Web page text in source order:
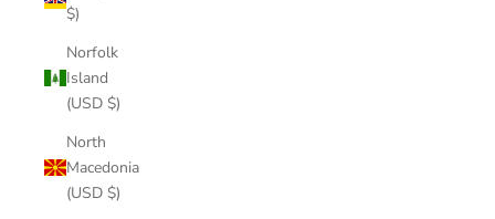
$)
Norfolk
Island
(USD $)
North
Macedonia
(USD $)